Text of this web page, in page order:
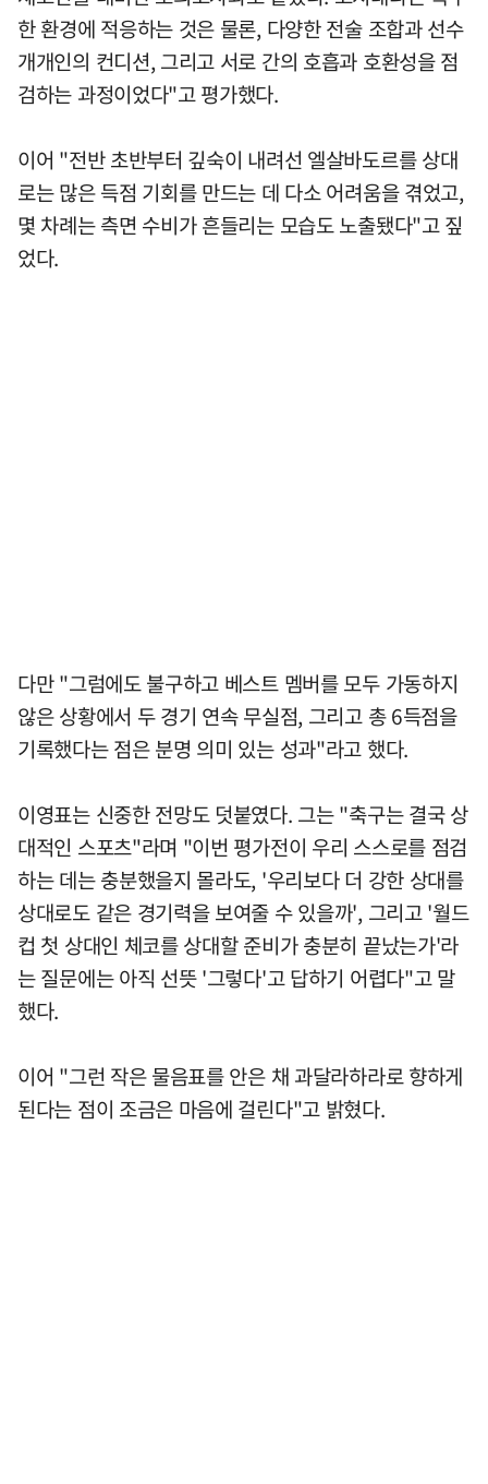
한 환경에 적응하는 것은 물론, 다양한 전술 조합과 선수
개개인의 컨디션, 그리고 서로 간의 호흡과 호환성을 점
검하는 과정이었다"고 평가했다.
이어 "전반 초반부터 깊숙이 내려선 엘살바도르를 상대
로는 많은 득점 기회를 만드는 데 다소 어려움을 겪었고,
몇 차례는 측면 수비가 흔들리는 모습도 노출됐다"고 짚
었다.
다만 "그럼에도 불구하고 베스트 멤버를 모두 가동하지
않은 상황에서 두 경기 연속 무실점, 그리고 총 6득점을
기록했다는 점은 분명 의미 있는 성과"라고 했다.
이영표는 신중한 전망도 덧붙였다. 그는 "축구는 결국 상
대적인 스포츠"라며 "이번 평가전이 우리 스스로를 점검
하는 데는 충분했을지 몰라도, '우리보다 더 강한 상대를
상대로도 같은 경기력을 보여줄 수 있을까', 그리고 '월드
컵 첫 상대인 체코를 상대할 준비가 충분히 끝났는가'라
는 질문에는 아직 선뜻 '그렇다'고 답하기 어렵다"고 말
했다.
이어 "그런 작은 물음표를 안은 채 과달라하라로 향하게
된다는 점이 조금은 마음에 걸린다"고 밝혔다.